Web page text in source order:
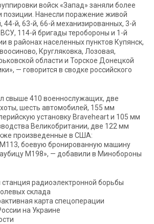
войск «Запад» заняли более
позиции. Нанесли поражение живой
44-й, 63-й, 66-й механизированных, 3-й
114-й бригады теробороны и 1-й
в районах населенных пунктов Купянск,
Кругляковка, Лозовая,
области и Торское Донецкой
— говорится в сводке российского
свыше 410 военнослужащих, две
шесть автомобилей, 155 мм
установку Braveheart и 105 мм
Великобритании, две 122 мм
произведенные в США:
М113, боевую бронированную машину
М198», — добавили в Минобороны
радиоэлектронной борьбы
склада
карта спецоперации
на Украине